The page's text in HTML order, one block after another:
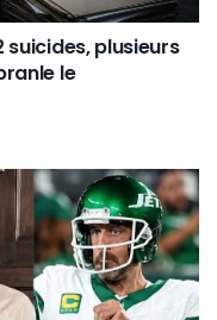
suicides, plusieurs
le